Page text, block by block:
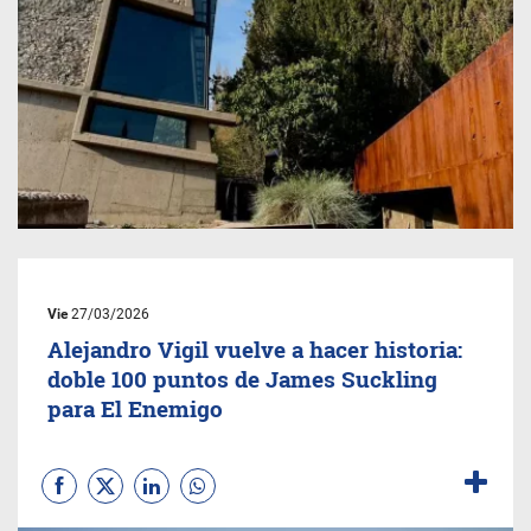
Vie27/03/2026
Alejandro Vigil vuelve a hacer historia:
doble 100 puntos de James Suckling
para El Enemigo